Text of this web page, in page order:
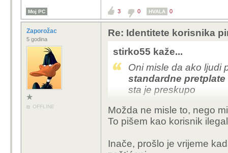
Moj PC 3 0 HVALA 0
Zaporožac
5 godina
OFFLINE
Re: Identitete korisnika
stirko55 kaže...
Oni misle da ako ljudi
standardne pretplate
sta je preskupo
Možda ne misle to, nego
To pišem kao korisnik
Inače, prošlo je vrijeme